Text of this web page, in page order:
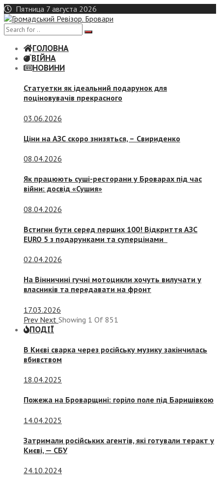
Skip
to
content
Пятница 7 августа 2026
ГОЛОВНА
ВІЙНА
НОВИНИ
Статуетки як ідеальний подарунок для
поціновувачів прекрасного
03.06.2026
Ціни на АЗС скоро знизяться, – Свириденко
08.04.2026
Як працюють суші-ресторани у Броварах під час
війни: досвід «Сушия»
08.04.2026
Встигни бути серед перших 100! Відкриття АЗС
EURO 5 з подарунками та суперцінами
02.04.2026
На Вінничині гучні мотоцикли хочуть вилучати у
власників та передавати на фронт
17.03.2026
Prev Next Showing 1 Of 851
ПОДІЇ
В Києві сварка через російську музику закінчилась
вбивством
18.04.2025
Пожежа на Броварщині: горіло поле під Баришівкою
14.04.2025
Затримали російських агентів, які готували теракт у
Києві, — СБУ
24.10.2024